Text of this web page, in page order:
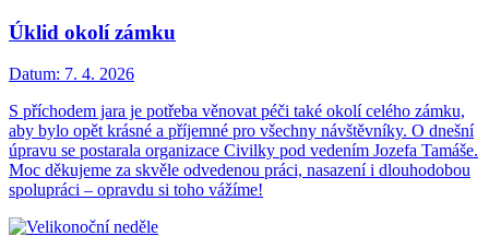
Úklid okolí zámku
Datum: 7. 4. 2026
S příchodem jara je potřeba věnovat péči také okolí celého zámku,
aby bylo opět krásné a příjemné pro všechny návštěvníky. O dnešní
úpravu se postarala organizace Civilky pod vedením Jozefa Tamáše.
Moc děkujeme za skvěle odvedenou práci, nasazení i dlouhodobou
spolupráci – opravdu si toho vážíme!